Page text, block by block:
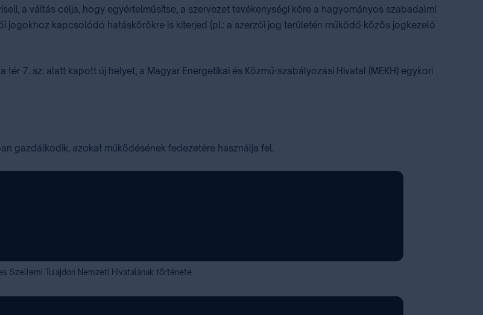
a váltás célja, hogy egyértelműsítse, a szervezet tevékenységi köre a hagyományos szabadalmi
jogokhoz kapcsolódó hatáskörökre is kiterjed (pl.: a szerzői jog területén működő közös jogkezelő
7. sz. alatt kapott új helyet, a Magyar Energetikai és Közmű-szabályozási Hivatal (MEKH) egykori
gazdálkodik, azokat működésének fedezetére használja fel.
Szellemi Tulajdon Nemzeti Hivatalának története